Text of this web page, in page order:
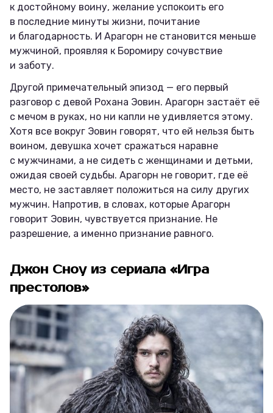
к достойному воину, желание успокоить его
в последние минуты жизни, почитание
и благодарность. И Арагорн не становится меньше
мужчиной, проявляя к Боромиру сочувствие
и заботу.
Другой примечательный эпизод — его первый
разговор с девой Рохана Эовин. Арагорн застаёт её
с мечом в руках, но ни капли не удивляется этому.
Хотя все вокруг Эовин говорят, что ей нельзя быть
воином, девушка хочет сражаться наравне
с мужчинами, а не сидеть с женщинами и детьми,
ожидая своей судьбы. Арагорн не говорит, где её
место, не заставляет положиться на силу других
мужчин. Напротив, в словах, которые Арагорн
говорит Эовин, чувствуется признание. Не
разрешение, а именно признание равного.
Джон Сноу из сериала «Игра
престолов»